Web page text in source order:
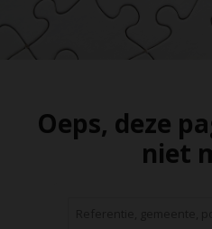
Oeps, deze
niet